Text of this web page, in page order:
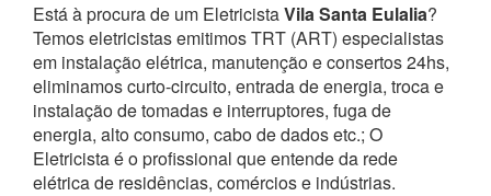
Está à procura de um EletricistaVila Santa Eulalia?
Temos eletricistas emitimos TRT (ART) especialistas
em instalação elétrica, manutenção e consertos 24hs,
eliminamos curto-circuito, entrada de energia, troca e
instalação de tomadas e interruptores, fuga de
energia, alto consumo, cabo de dados etc.; O
Eletricista é o profissional que entende da rede
elétrica de residências, comércios e indústrias.